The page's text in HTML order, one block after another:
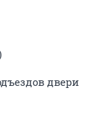
двери